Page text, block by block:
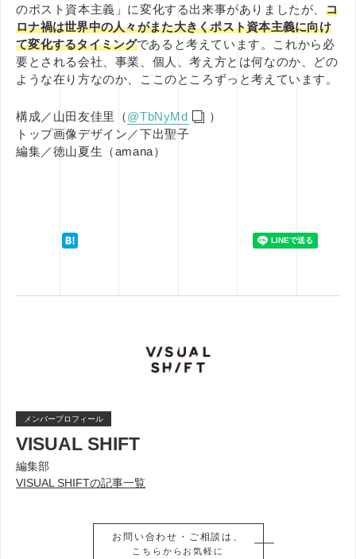
のポスト資本主義」に変化する出来事がありましたが、 コ
ロナ禍は世界中の人々がまた大きくポスト資本主義に向け
て変化するタイミングであると考えています。 これから必
要とされる会社、事業、個人、考え方とは何なのか、どの
ような在り方なのか、ここのところずっと考えています。
構成／山田友佳里（@TbNyMd
）
トップ画像デザイン／下出聖子
編集／徳山夏生（amana）
メンバープロフィール
VISUAL SHIFT
編集部
VISUAL SHIFTの記事一覧
お問い合わせ・ご相談は、
こちらからお気軽に
お問い合わせ・ご相談は、
こちらからお気軽に